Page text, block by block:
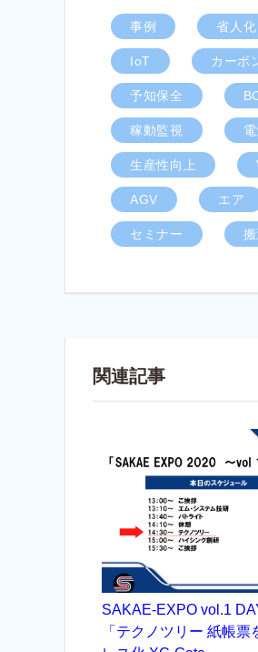
事例 省人
IoT カーボ
予知保全
稼動監視
生産性向上
AGV エア
セミナー
関連記事
SAKAE-EXPO vol.1
「テクノツリー 紙帳票